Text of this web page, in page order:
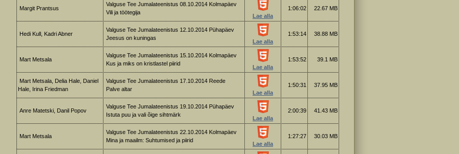
Margit Prantsus
Valguse Tee Jumalateenistus 08.10.2014 Kolmapäev
Vili ja töötegija
Lae alla
1:06:02 22.67 MB
Hedi Kull, Kadri Abner
Valguse Tee Jumalateenistus 12.10.2014 Pühapäev
Jeesus on kuningas
Lae alla
1:53:14 38.88 MB
Mart Metsala
Valguse Tee Jumalateenistus 15.10.2014 Kolmapäev
Kus ja miks on kristlastel piirid
Lae alla
1:53:52 39.1 MB
Mart Metsala, Delia Hale, Daniel
Hale, Irina Friedman
Valguse Tee Jumalateenistus 17.10.2014 Reede
Palve altar
Lae alla
1:50:31 37.95 MB
Anre Matetski, Danil Popov
Valguse Tee Jumalateenistus 19.10.2014 Pühapäev
Istuta puu ja vali õige sihtmärk
Lae alla
2:00:39 41.43 MB
Mart Metsala
Valguse Tee Jumalateenistus 22.10.2014 Kolmapäev
Mina ja maailm: Suhtumised ja piirid
Lae alla
1:27:27 30.03 MB